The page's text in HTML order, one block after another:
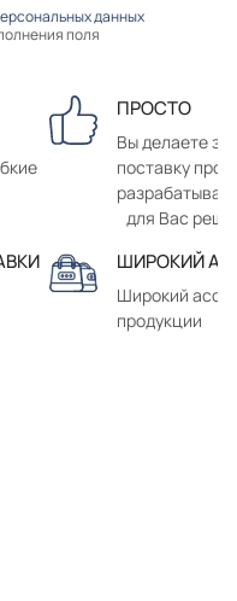
данных
поля
ПРОСТО
Вы делаете
поставку
для Вас
ШИРОКИЙ
Широкий
продукции